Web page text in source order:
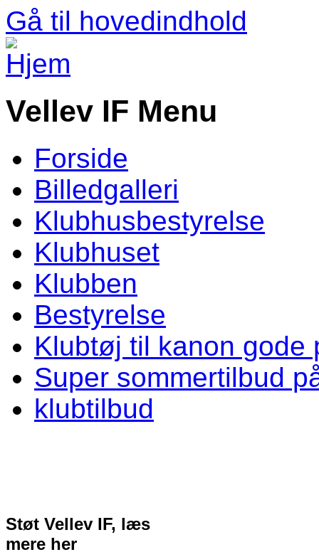
Gå til hovedindhold
Vellev IF Menu
Forside
Billedgalleri
Klubhusbestyrelse
Klubhuset
Klubben
Bestyrelse
Klubtøj til kanon gode
Super sommertilbud
klubtilbud
Støt Vellev IF, læs
mere her